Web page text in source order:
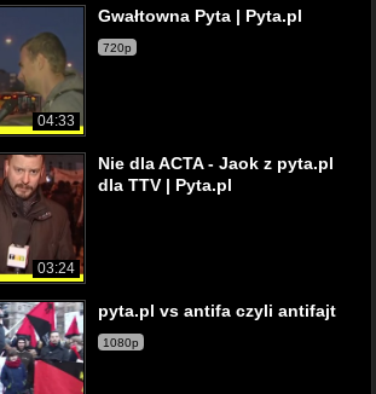
04:33
Gwałtowna Pyta | Pyta.pl
720p
03:24
Nie dla ACTA - Jaok z pyta.pl
dla TTV | Pyta.pl
pyta.pl vs antifa czyli antifajt
1080p